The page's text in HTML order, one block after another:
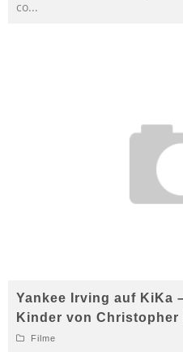
co...
Yankee Irving auf KiKa
Kinder von Christopher
Filme